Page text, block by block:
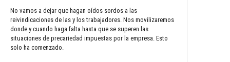
No vamos a dejar que hagan oídos sordos a las
reivindicaciones de las y los trabajadores. Nos movilizaremos
donde y cuando haga falta hasta que se superen las
situaciones de precariedad impuestas por la empresa. Esto
solo ha comenzado.